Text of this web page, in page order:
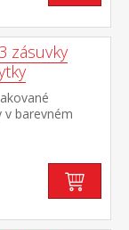
zásuvky
v barevném
dveře, 3
vhodný